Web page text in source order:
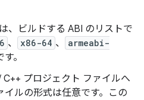
は、ビルドする ABI のリストで
、 x86-64 、
armeabi-
す。
C++ プロジェクト ファイルへ
イルの形式は任意です。この